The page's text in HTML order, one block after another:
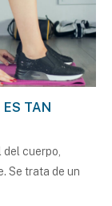
ES TAN
cuerpo,
Se trata de un